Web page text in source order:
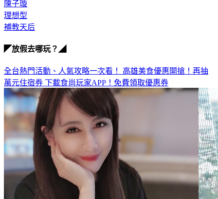
陳子璇
理想型
補教天后
◤放假去哪玩？◢
全台熱門活動、人氣攻略一次看！ 高雄美食優惠開搶！再抽
萬元住宿券 下載食尚玩家APP！免費領取優惠券